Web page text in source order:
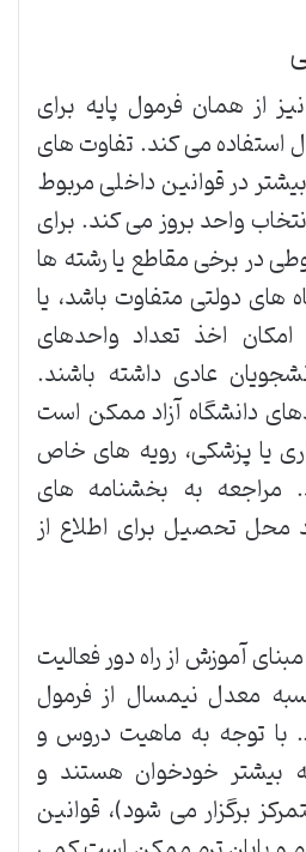
از همان فرمول پایه برای
می کند. تفاوت های
در قوانین داخلی مربوط
واحد بروز می کند. برای
در برخی مقاطع یا رشته ها
دولتی متفاوت باشد، یا
اخذ تعداد واحدهای
عادی داشته باشند.
دانشگاه آزاد ممکن است
یا پزشکی، رویه های خاص
مراجعه به بخشنامه های
محل تحصیل برای اطلاع از
آموزش از راه دور فعالیت
معدل نیمسال از فرمول
با توجه به ماهیت دروس و
بیشتر خودخوان هستند و
برگزار می شود)، قوانین